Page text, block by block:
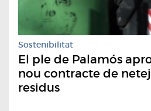
Sostenibilitat
El ple de Palamós
nou contracte de
residus